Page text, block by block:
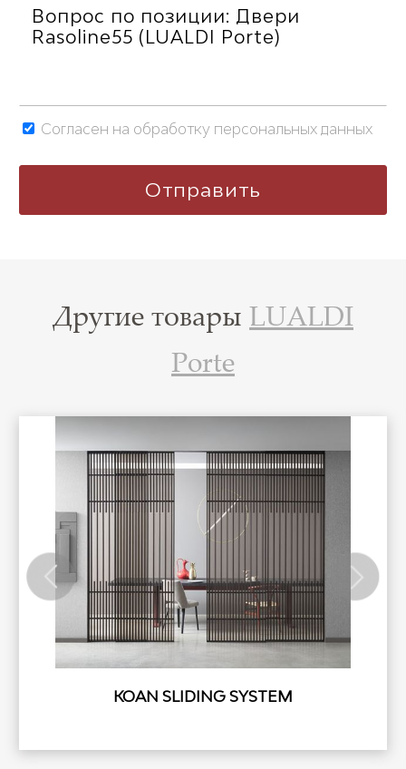
Согласен на обработку персональных данных
Другие товары LUALDI
Porte
KOAN SLIDING SYSTEM